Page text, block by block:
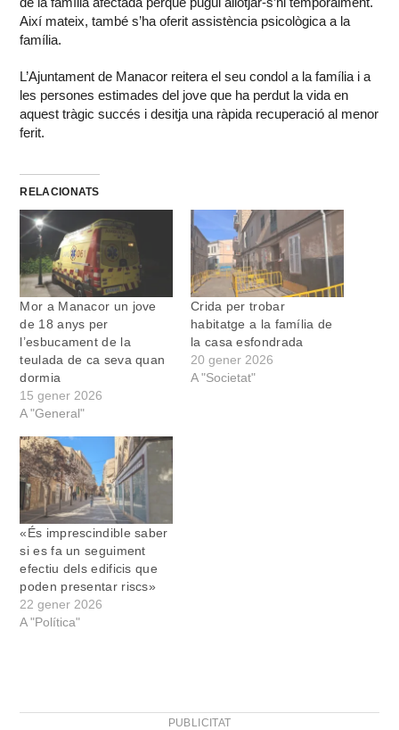
Així mateix, també s’ha oferit assistència psicològica a la
família.
L’Ajuntament de Manacor reitera el seu condol a la família i a
les persones estimades del jove que ha perdut la vida en
aquest tràgic succés i desitja una ràpida recuperació al menor
ferit.
RELACIONATS
Mor a Manacor un jove
de 18 anys per
l’esbucament de la
teulada de ca seva quan
dormia
15 gener 2026
A "General"
Crida per trobar
habitatge a la família de
la casa esfondrada
20 gener 2026
A "Societat"
«És imprescindible saber
si es fa un seguiment
efectiu dels edificis que
poden presentar riscs»
22 gener 2026
A "Política"
PUBLICITAT